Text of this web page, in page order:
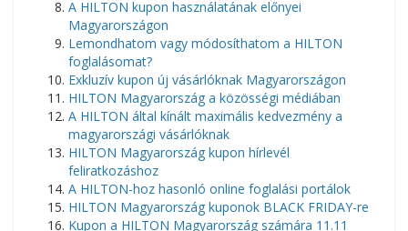
A HILTON kupon használatának előnyei
Magyarországon
Lemondhatom vagy módosíthatom a HILTON
foglalásomat?
Exkluzív kupon új vásárlóknak Magyarországon
HILTON Magyarország a közösségi médiában
A HILTON által kínált maximális kedvezmény a
magyarországi vásárlóknak
HILTON Magyarország kupon hírlevél
feliratkozáshoz
A HILTON-hoz hasonló online foglalási portálok
HILTON Magyarország kuponok BLACK FRIDAY-re
Kupon a HILTON Magyarország számára 11.11